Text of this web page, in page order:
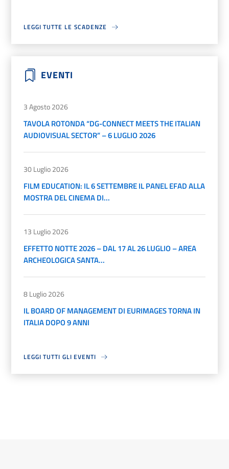
LEGGI TUTTE LE SCADENZE
EVENTI
3 Agosto 2026
TAVOLA ROTONDA “DG-CONNECT MEETS THE ITALIAN
AUDIOVISUAL SECTOR” – 6 LUGLIO 2026
30 Luglio 2026
FILM EDUCATION: IL 6 SETTEMBRE IL PANEL EFAD ALLA
MOSTRA DEL CINEMA DI...
13 Luglio 2026
EFFETTO NOTTE 2026 – DAL 17 AL 26 LUGLIO – AREA
ARCHEOLOGICA SANTA...
8 Luglio 2026
IL BOARD OF MANAGEMENT DI EURIMAGES TORNA IN
ITALIA DOPO 9 ANNI
LEGGI TUTTI GLI EVENTI